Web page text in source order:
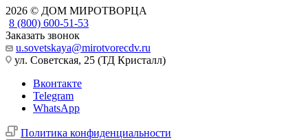
2026 © ДОМ МИРОТВОРЦА
8 (800) 600-51-53
Заказать звонок
u.sovetskaya@mirotvorecdv.ru
ул. Советская, 25 (ТД Кристалл)
Вконтакте
Telegram
WhatsApp
Политика конфиденциальности